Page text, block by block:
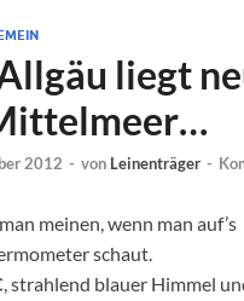
liegt
2012 - von Leinenträger -
meinen, wenn man auf’s
schaut.
, strahlend blauer Himmel